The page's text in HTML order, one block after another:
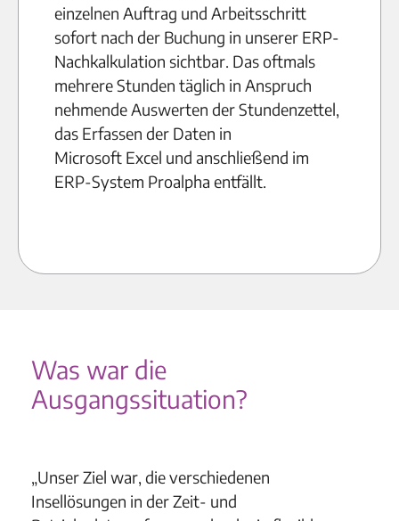
einzelnen Auftrag und Arbeitsschritt
sofort nach der Buchung in unserer ERP-
Nachkalkulation sichtbar. Das oftmals
mehrere Stunden täglich in Anspruch
nehmende Auswerten der Stundenzettel,
das Erfassen der Daten in
Microsoft Excel und anschließend im
ERP-System Proalpha entfällt.
Was war die
Ausgangssituation?
„Unser Ziel war, die verschiedenen
Insellösungen in der Zeit- und